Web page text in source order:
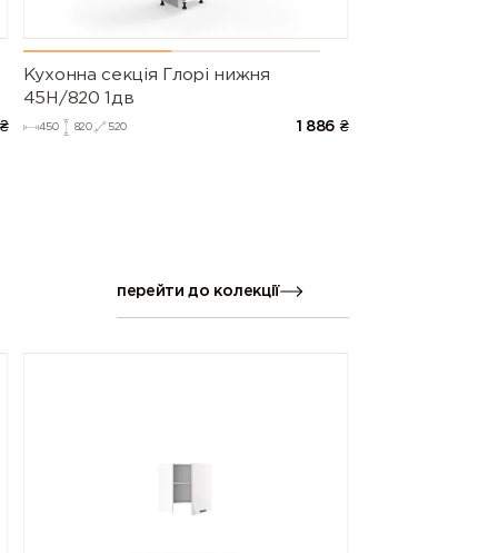
₴
Кухонна секція Глорі нижня
45Н/820 1дв
450 820 520 1 886 ₴
перейти до колекції